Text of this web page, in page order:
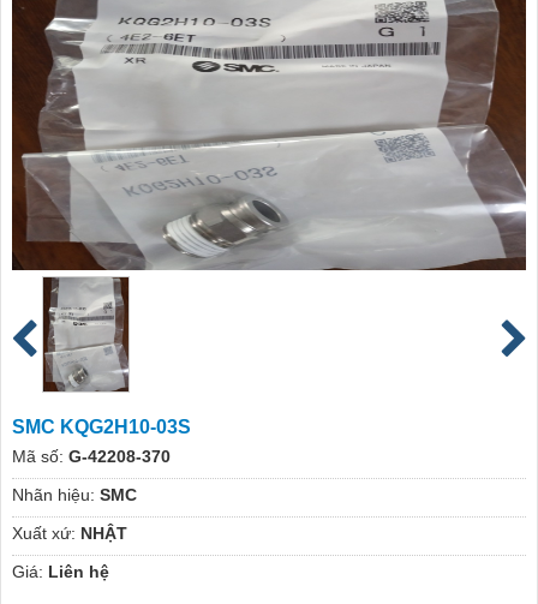
SMC KQG2H10-03S
Mã số: G-42208-370
Nhãn hiệu: SMC
Xuất xứ: NHẬT
Giá: Liên hệ